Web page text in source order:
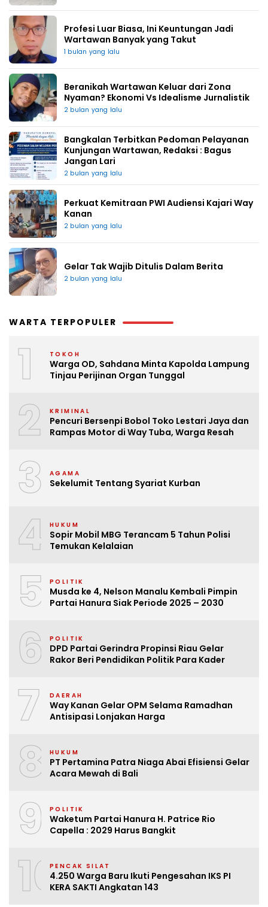
Profesi Luar Biasa, Ini Keuntungan Jadi
Wartawan Banyak yang Takut
1 bulan yang lalu
Beranikah Wartawan Keluar dari Zona
Nyaman? Ekonomi Vs Idealisme Jurnalistik
2 bulan yang lalu
Bangkalan Terbitkan Pedoman Pelayanan
Kunjungan Wartawan, Redaksi : Bagus
Jangan Lari
2 bulan yang lalu
Perkuat Kemitraan PWI Audiensi Kajari Way
Kanan
2 bulan yang lalu
Gelar Tak Wajib Ditulis Dalam Berita
2 bulan yang lalu
WARTA TERPOPULER
1 TOKOH
Warga OD, Sahdana Minta Kapolda Lampung
Tinjau Perijinan Organ Tunggal
2 KRIMINAL
Pencuri Bersenpi Bobol Toko Lestari Jaya dan
Rampas Motor di Way Tuba, Warga Resah
3 AGAMA
Sekelumit Tentang Syariat Kurban
4 HUKUM
Sopir Mobil MBG Terancam 5 Tahun Polisi
Temukan Kelalaian
5 POLITIK
Musda ke 4, Nelson Manalu Kembali Pimpin
Partai Hanura Siak Periode 2025 – 2030
6 POLITIK
DPD Partai Gerindra Propinsi Riau Gelar
Rakor Beri Pendidikan Politik Para Kader
7 DAERAH
Way Kanan Gelar OPM Selama Ramadhan
Antisipasi Lonjakan Harga
8 HUKUM
PT Pertamina Patra Niaga Abai Efisiensi Gelar
Acara Mewah di Bali
9 POLITIK
Waketum Partai Hanura H. Patrice Rio
Capella : 2029 Harus Bangkit
10PENCAK SILAT
4.250 Warga Baru Ikuti Pengesahan IKS PI
KERA SAKTI Angkatan 143